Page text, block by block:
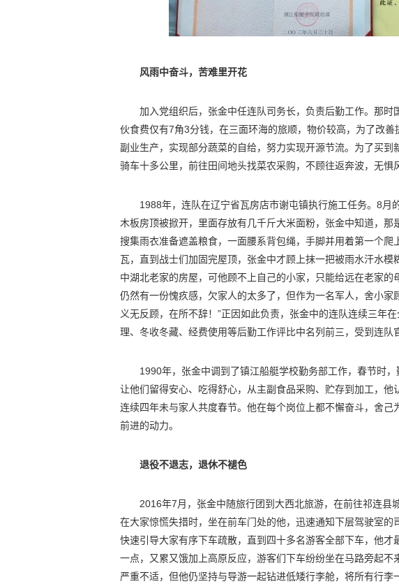
风雨中奋斗，苦难里开花
加入党组织后，张金中任连队司务长，负责后勤工作。那
伙食费仅有7角3分钱，在三面环海的旅顺，物价较高，为了改
副业生产，实现部分蔬菜的自给，努力实现开源节流。为了买到
骑车十多公里，前往田间地头找菜农采购，不顾往返奔波，无惧
1988年，连队在辽宁省瓦房店市谢屯镇执行施工任务。8月
木板房顶被掀开，里面存放有几千斤大米面粉，张金中知道，
搜集雨衣准备遮盖粮食，一面腰系背包绳，手脚并用着第一个
瓦，直到战士们加固完屋顶，张金中才顾上抹一把被雨水汗水
中湖北老家的房屋，可他顾不上自己的小家，只能给远在老家的
仍然有一份愧疚感，欠家人的太多了，但作为一名军人，舍小
义无反顾，在所不辞！”正因如此负责，张金中的连队连续三年
理、冬收冬藏、经费使用等后勤工作评比中名列前三，受到连队
1990年，张金中调到了镇江船艇学校勤务部工作，春节时
让他们留得安心、吃得舒心，从主副食品采购、贮存到加工，
连续四年未与家人共度春节。他在每个岗位上都不懈奋斗，舍己
前进的动力。
退役不退志，退休不褪色
2016年7月，张金中随旅行团到大西北旅游，在前往祁连县
在大家惊慌失措时，坐在前车门处的他，迅速通知下层驾驶室的
快速引导大家有序下车疏散，直到四十多名游客全部下车，他
一点，又累又饿加上高原反应，游客们下车纷纷坐在马路旁起
严重不适，但他仍坚持与导游一起钻进低矮行李舱，将所有行李